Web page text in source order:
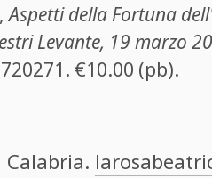
,Aspetti della Fortuna
Levante, 19 marzo
. €10.00 (pb).
Calabria.